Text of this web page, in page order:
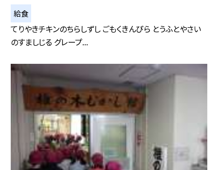
給食
てりやきチキンのちらしずし ごもくきんぴら とうふとやさい
のすましじる グレープ...